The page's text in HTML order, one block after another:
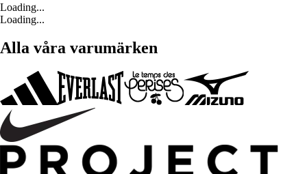
Loading...
Loading...
Alla våra varumärken